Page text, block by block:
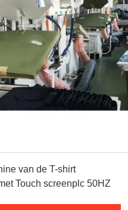
van de T-shirt
Touch screenplc 50HZ